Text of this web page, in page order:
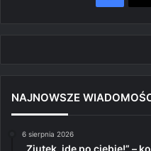
NAJNOWSZE
6 sierpnia 2026
„Ziutek, idę po ciebie!” –